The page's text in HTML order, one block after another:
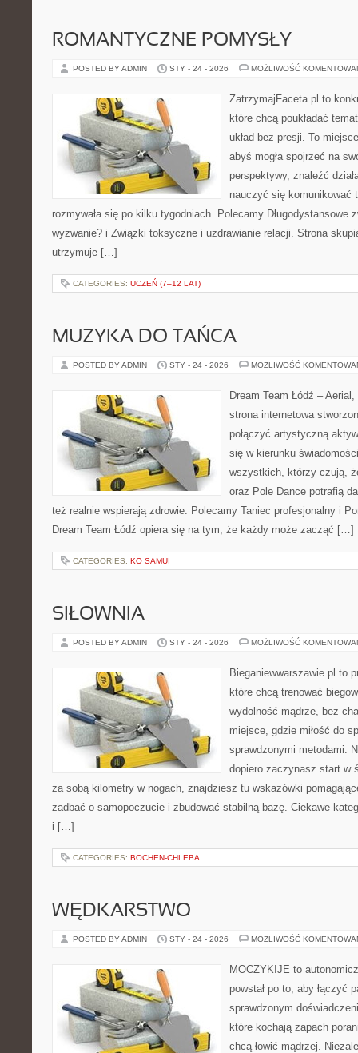
ROMANTYCZNE POMYSŁY
POSTED BY ADMIN STY - 24 - 2026 MOŻLIWOŚĆ
ZatrzymajFaceta.pl to
które chcą poukładać
układ bez presji. To
abyś mogła spojrzeć na
perspektywy, znaleźć
nauczyć się komunikować
rozmywała się po kilku tygodniach. Polecamy Długodystansowe
wyzwanie? i Związki toksyczne i uzdrawianie relacji. Strona
utrzymuje […]
CATEGORIES: UCZEŃ (7–12 LAT)
MUZYKA DO TAŃCA
POSTED BY ADMIN STY - 24 - 2026 MOŻLIWOŚĆ
Dream Team Łódź –
strona internetowa
połączyć artystyczną
się w kierunku
wszystkich, którzy czują,
oraz Pole Dance potrafią
też realnie wspierają zdrowie. Polecamy Taniec profesjonalny i
Dream Team Łódź opiera się na tym, że każdy może zacząć […]
CATEGORIES: KO SAMUI
SIŁOWNIA
POSTED BY ADMIN STY - 24 - 2026 MOŻLIWOŚĆ
Bieganiewwarszawie.pl to
które chcą trenować
wydolność mądrze, bez
miejsce, gdzie miłość do
sprawdzonymi metodami.
dopiero zaczynasz start w
za sobą kilometry w nogach, znajdziesz tu wskazówki
zadbać o samopoczucie i zbudować stabilną bazę. Ciekawe
i […]
CATEGORIES: BOCHEN-CHLEBA
WĘDKARSTWO
POSTED BY ADMIN STY - 24 - 2026 MOŻLIWOŚĆ
MOCZYKIJE to
powstał po to, aby łączyć
sprawdzonym
które kochają zapach
chcą łowić mądrzej.